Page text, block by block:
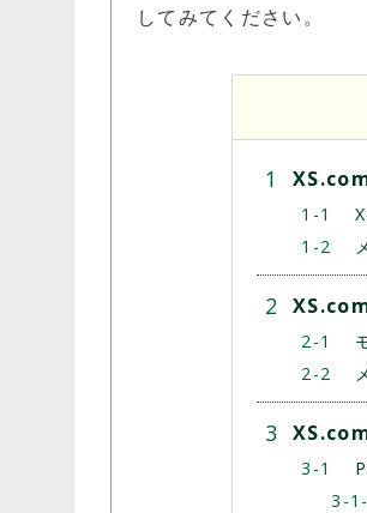
してみてください。